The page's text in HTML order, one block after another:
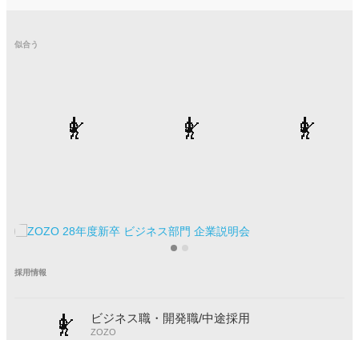
似合う
採用情報
ビジネス職・開発職/中途採用
ZOZO